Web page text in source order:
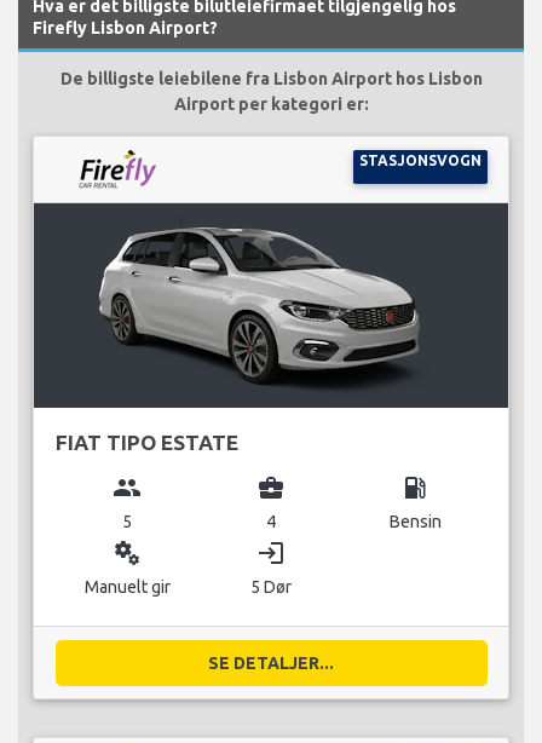
Hva er det billigste bilutleiefirmaet tilgjengelig hos
Firefly Lisbon Airport?
De billigste leiebilene fra Lisbon Airport hos Lisbon
Airport per kategori er:
STASJONSVOGN
FIAT TIPO ESTATE
group
5
business_center
4
local_gas_station
Bensin
miscellaneous_services
Manuelt gir
login
5 Dør
SE DETALJER...